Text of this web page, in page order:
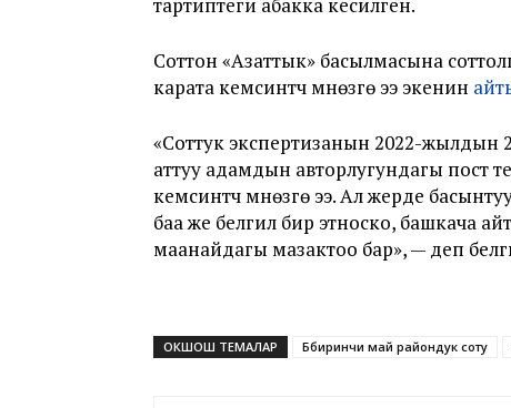
Соттон «Азаттык» басылмасына
карата кемсинтүүчү мүнөзгө ээ экенин
«Соттук экспертизанын 2022-
аттуу адамдын авторлугундагы пост
кемсинтүүчү мүнөзгө ээ. Ал жерде
баа же белгилүү бир этноско, башкача
маанайдагы мазактоо бар», — деп
ОКШОШ ТЕМАЛАР Ббиринчи май райондук соту